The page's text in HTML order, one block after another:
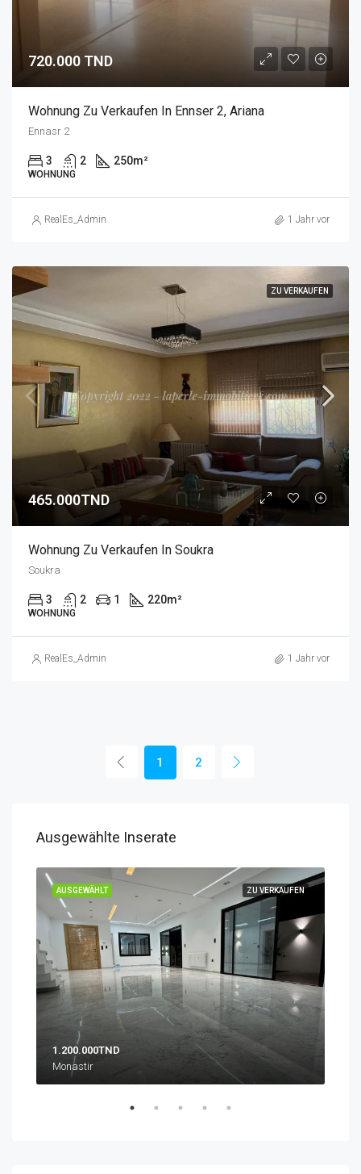
720.000 TND
Wohnung Zu Verkaufen In Ennser 2, Ariana
Ennasr 2
3 2 250m²
WOHNUNG
RealEs_Admin 1 Jahr vor
ZU VERKAUFEN
465.000TND
Wohnung Zu Verkaufen In Soukra
Soukra
3 2 1 220m²
WOHNUNG
RealEs_Admin 1 Jahr vor
1 2
Ausgewählte Inserate
ZU VERKAUFEN
AUSGEWÄHLT
1.200.000TND
Monastir